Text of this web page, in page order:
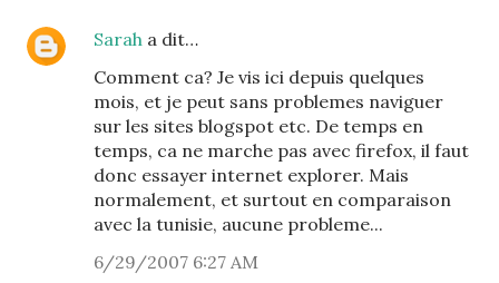
Sarah a dit…
Comment ca? Je vis ici depuis quelques
mois, et je peut sans problemes naviguer
sur les sites blogspot etc. De temps en
temps, ca ne marche pas avec firefox, il faut
donc essayer internet explorer. Mais
normalement, et surtout en comparaison
avec la tunisie, aucune probleme...
6/29/2007 6:27 AM